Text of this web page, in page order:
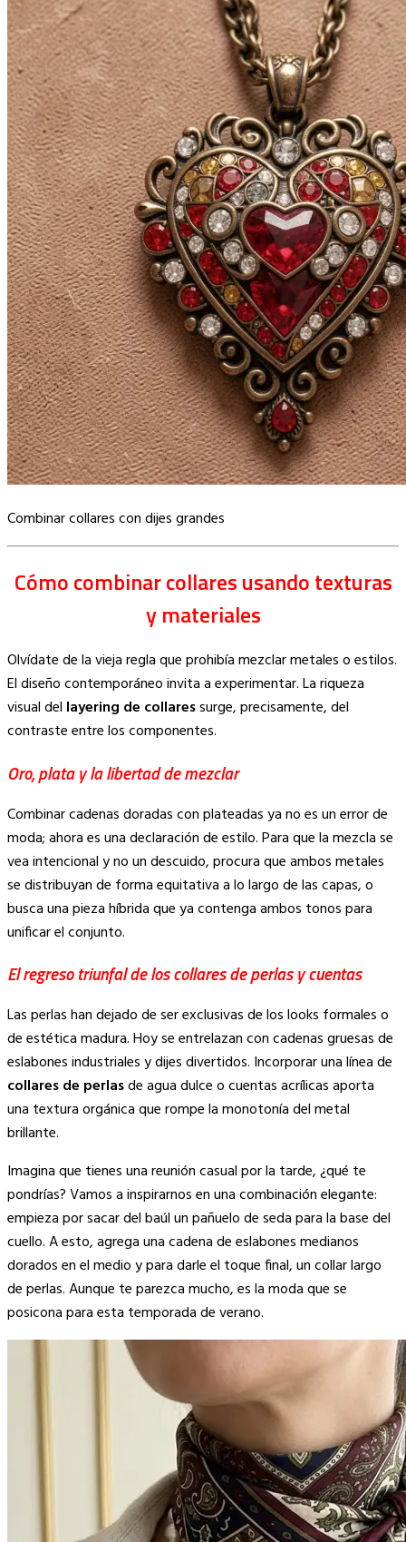
Combinar collares con dijes grandes
Cómo combinar collares usando texturas
y materiales
Olvídate de la vieja regla que prohibía mezclar metales o estilos.
El diseño contemporáneo invita a experimentar. La riqueza
visual del layering de collaressurge, precisamente, del
contraste entre los componentes.
Oro, plata y la libertad de mezclar
Combinar cadenas doradas con plateadas ya no es un error de
moda; ahora es una declaración de estilo. Para que la mezcla se
vea intencional y no un descuido, procura que ambos metales
se distribuyan de forma equitativa a lo largo de las capas, o
busca una pieza híbrida que ya contenga ambos tonos para
unificar el conjunto.
El regreso triunfal de los collares de perlas y cuentas
Las perlas han dejado de ser exclusivas de los looks formales o
de estética madura. Hoy se entrelazan con cadenas gruesas de
eslabones industriales y dijes divertidos. Incorporar una línea de
collares de perlasde agua dulce o cuentas acrílicas aporta
una textura orgánica que rompe la monotonía del metal
brillante.
Imagina que tienes una reunión casual por la tarde, ¿qué te
pondrías? Vamos a inspirarnos en una combinación elegante:
empieza por sacar del baúl un pañuelo de seda para la base del
cuello. A esto, agrega una cadena de eslabones medianos
dorados en el medio y para darle el toque final, un collar largo
de perlas. Aunque te parezca mucho, es la moda que se
posicona para esta temporada de verano.